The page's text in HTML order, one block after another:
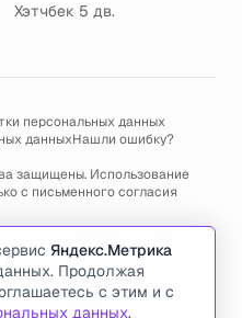
Хэтчбек 5 дв.
персональных данных
данныхНашли ошибку?
защищены. Использование
с письменного согласия
с использованием cookies и
данных.
сайта, ошибками, глюками
электронной почты
Яндекс.Метрика
Продолжая
с этим и с
данных.